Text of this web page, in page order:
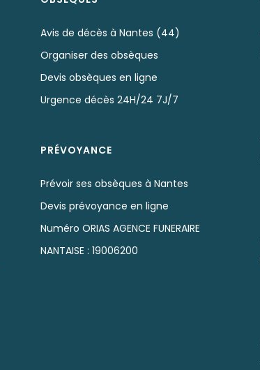
Avis de décès à Nantes (44)
Organiser des obsèques
Devis obsèques en ligne
Urgence décès 24H/24 7J/7
PRÉVOYANCE
Prévoir ses obsèques à Nantes
Devis prévoyance en ligne
Numéro ORIAS AGENCE FUNERAIRE
NANTAISE : 19006200